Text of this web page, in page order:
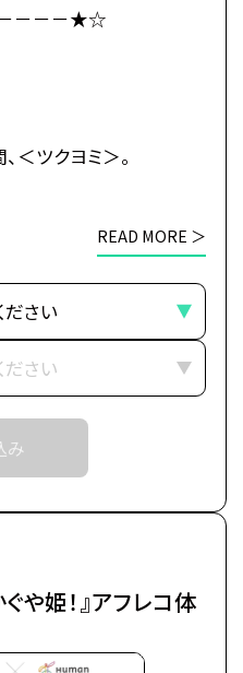
影が、すぐそこまで迫
kaguyahime.com/
－－－★☆
－－－★☆
がございます。
く場合がございます。
は校舎の職員より
す。
ませんので
ります。
＜ツクヨミ＞。
子高生・酒寄彩葉は、
絶多忙な日々を送って
ット上の仮想空間＜ツク
バー(配信者)・月見ヤ
に創作活動を行う＜ツ
し活をしつつ、バトルゲ
ていた。
は七色に光り輝くゲーミ
可愛らしい赤ちゃん。
READ MORE ＞
み
や姫！』アフレコ体